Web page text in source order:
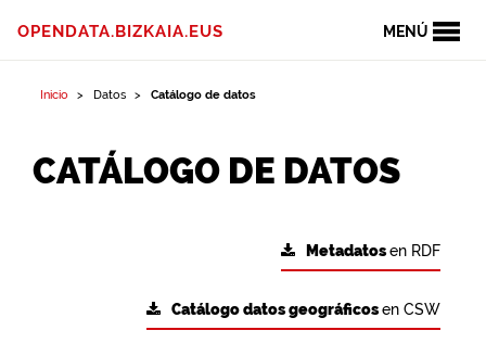
MENÚ
OPENDATA.BIZKAIA.EUS
Inicio Datos Catálogo de datos
CATÁLOGO DE DATOS
Metadatosen RDF
Catálogo datos geográficosen CSW